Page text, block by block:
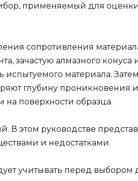
применяемый для оценки
сопротивления
зачастую алмазного конуса
материала.
глубину проникновения
на поверхности образца.
В этом руководстве
и недостатками.
учитывать перед выбором